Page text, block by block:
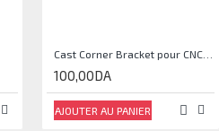
End Cap
150,00DA
AJOUTER AU PANIER
Cast Corner Bracket pour CNC, Imprimante 3D
100,00DA
AJOUTER AU PANIER